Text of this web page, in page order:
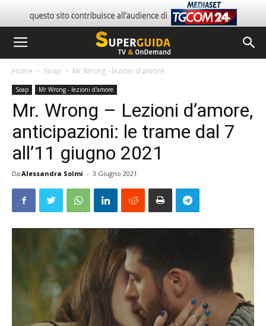
Home Soap Mr Wrong - lezioni d'amore
Soap Mr Wrong - lezioni d'amore
Mr. Wrong – Lezioni d’amore,
anticipazioni: le trame dal 7
all’11 giugno 2021
Da Alessandra Solmi - 3 Giugno 2021